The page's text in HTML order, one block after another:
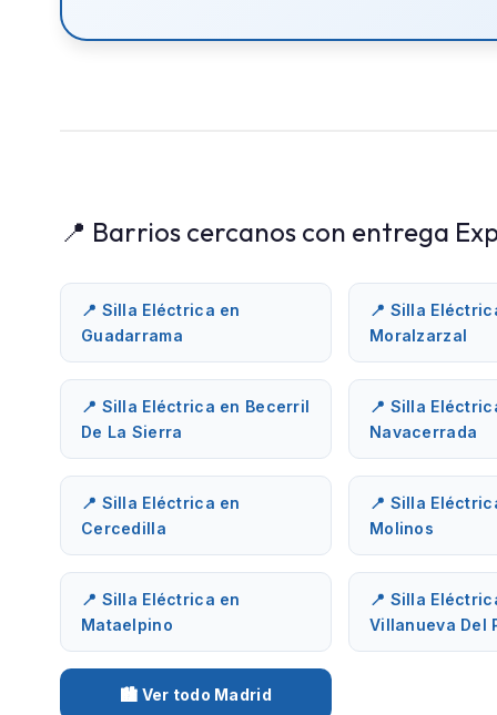
📍 Barrios cercanos con entrega
📍 Silla Eléctrica en
Guadarrama
📍 Silla
Moralzarzal
📍 Silla Eléctrica en Becerril
De La Sierra
📍 Silla
Navacerrada
📍 Silla Eléctrica en
Cercedilla
📍 Silla
Molinos
📍 Silla Eléctrica en
Mataelpino
📍 Silla
Villanueva Del
🏙️ Ver todo Madrid